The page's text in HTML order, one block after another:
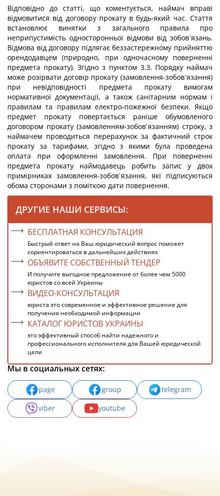
Відповідно до статті, що коментується, наймач вправі
відмовитися від договору прокату в будь-який час. Стаття
встановлює винятки з загального правила про
неприпустимість односторонньої відмови від зобов´язань.
Відмова від договору підлягає беззастережному прийняттю
орендодавцем (природно, при одночасному поверненні
предмета прокату). Згідно з пунктом 3.3. Порядку наймач
може розірвати договір прокату (замовлення-зобов´язання)
при невідповідності предмета прокату вимогам
нормативної документації, а також санітарним нормам і
правилам та правилам електро-пожежної безпеки. Якщо
предмет прокату повертається раніше обумовленого
договором прокату (замовленням-зобов´язанням) строку, з
наймачем проводиться перерахунок за фактичний строк
прокату за тарифами, згідно з якими була проведена
оплата при оформленні замовлення. При поверненні
предмета прокату наймодавець робить запис у двох
примірниках замовлення-зобов´язання, які підписуються
обома сторонами з поміткою дати повернення.
ДРУГИЕ НАШИ СЕРВИСЫ:
БЕСПЛАТНАЯ КОНСУЛЬТАЦИЯ
Быстрый ответ на Ваш юридический вопрос поможет
сориентироваться в дальнейших действиях
ОБЪЯВИТЕ СОБСТВЕННЫЙ ТЕНДЕР
И получите выгодное предложение от более чем 5000
юристов со всей Украины
ВИДЕО-КОНСУЛЬТАЦИЯ
юриста это современное и эффективное решение для
получения необходимой информации
КАТАЛОГ ЮРИСТОВ УКРАИНЫ
это эффективный способ найти надежного и
профессионального исполнителя для Вашей юридической
цели
Мы в социальных сетях:
page group
telegram
viber
youtube